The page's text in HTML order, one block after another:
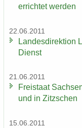
er­rich­tet wer­den
22.06.2011
Lan­des­di­rek­ti­on
Dienst
21.06.2011
Frei­staat
und in Zitz­schen
15.06.2011